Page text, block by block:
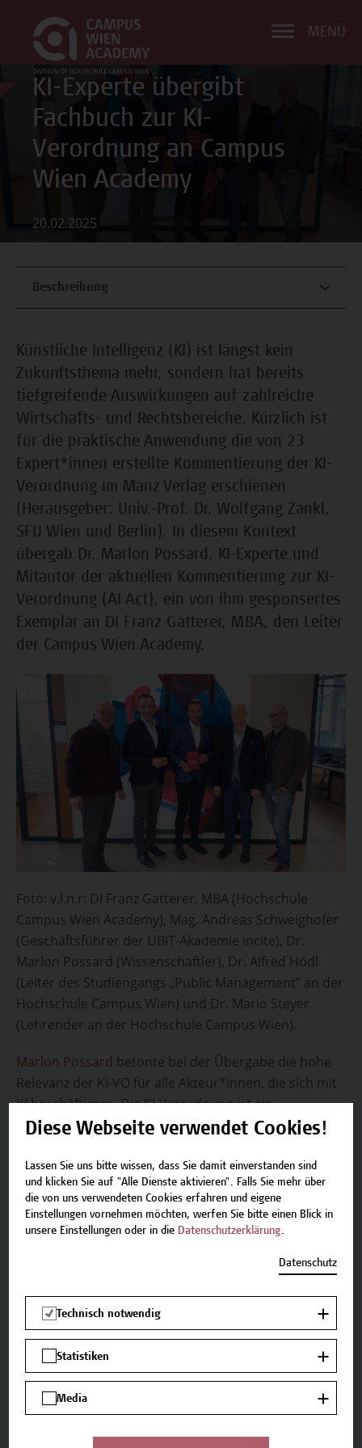
MENÜ
KI-Experte übergibt
Fachbuch zur KI-
Verordnung an Campus
Wien Academy
20.02.2025
Beschreibung
Künstliche Intelligenz (KI) ist längst kein
Zukunftsthema mehr, sondern hat bereits
tiefgreifende Auswirkungen auf zahlreiche
Wirtschafts- und Rechtsbereiche. Kürzlich ist
für die praktische Anwendung die von 23
Expert*innen erstellte Kommentierung der KI-
Verordnung im Manz Verlag erschienen
(Herausgeber: Univ.-Prof. Dr. Wolfgang Zankl,
SFU Wien und Berlin). In diesem Kontext
übergab Dr. Marlon Possard, KI-Experte und
Mitautor der aktuellen Kommentierung zur KI-
Verordnung (AI Act), ein von ihm gesponsertes
Exemplar an DI Franz Gatterer, MBA, den Leiter
der Campus Wien Academy.
Foto: v.l.n.r: DI Franz Gatterer, MBA (Hochschule
Campus Wien Academy), Mag. Andreas Schweighofer
(Geschäftsführer der UBIT-Akademie incite), Dr.
Marlon Possard (Wissenschaftler), Dr. Alfred Hödl
(Leiter des Studiengangs „Public Management“ an der
Hochschule Campus Wien) und Dr. Mario Steyer
(Lehrender an der Hochschule Campus Wien).
Marlon Possard betonte bei der Übergabe die hohe
Relevanz der KI-VO für alle Akteur*innen, die sich mit
KI beschäftigen: „Die KI-Verordnung ist ein
entscheidendes Instrument zur Regulierung und
mir ein Anliegen, dass zukünftige
Entscheidungsträger*innen umfassend informiert
sind und sich mit den Auswirkungen dieser
Regulierung aktiv auseinandersetzen können.“
DI Franz Gatterer, MBA, Leiter der Hochschule
Campus Wien Academy, nahm das Werk dankend
entgegen: „Mit diesem Buch erhalten unsere
Teilnehmer*innen eine wertvolle Quelle für ihr
Studium und ihre berufliche Praxis und wir werden es
gerne bei unseren Lehrgängen und Seminaren zur
Verfügung stellen.“
Die Kommentierung derKI-VO im Manz Verlaggilt
jedenfalls als eine der führenden Publikationen zu
Diese Webseite verwendet Cookies!
Lassen Sie uns bitte wissen, dass Sie damit einverstanden sind
und klicken Sie auf "Alle Dienste aktivieren". Falls Sie mehr über
die von uns verwendeten Cookies erfahren und eigene
Einstellungen vornehmen möchten, werfen Sie bitte einen Blick in
unsere Einstellungen oder in die Datenschutzerklärung.
Datenschutz
Technisch notwendig
Statistiken
Media